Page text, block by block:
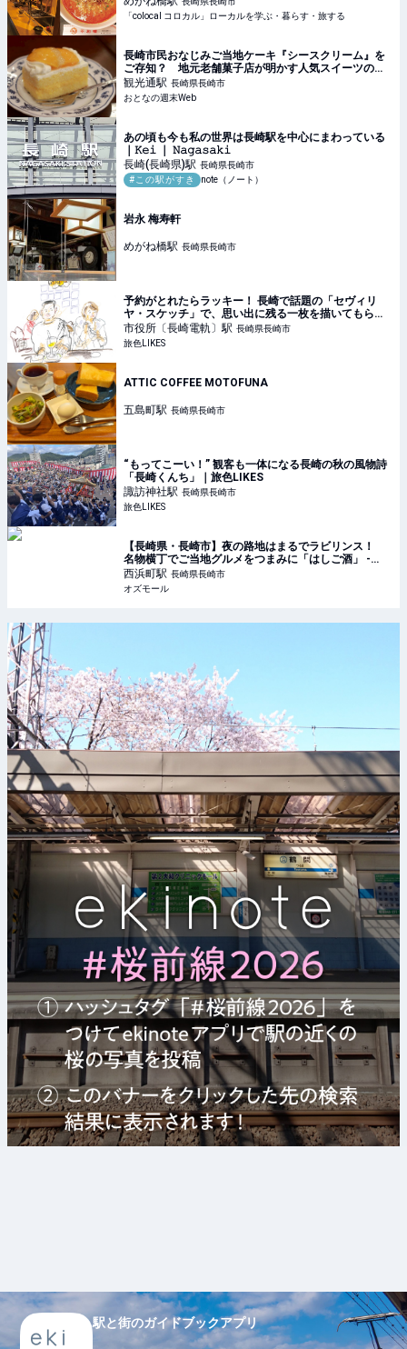
る
「colocal コロカル」ローカルを学ぶ・暮らす・旅する
長崎市民おなじみご当地ケーキ『シースクリーム』を
ご存知？ 地元老舗菓子店が明かす人気スイーツの名
前の秘密とは
観光通駅 長崎県長崎市
おとなの週末Web
あの頃も今も私の世界は長崎駅を中心にまわっている
｜𝙺𝚎𝚒 ｜ 𝙽𝚊𝚐𝚊𝚜𝚊𝚔𝚒
長崎(長崎県)駅 長崎県長崎市
#この駅がすき
note（ノート）
岩永 梅寿軒
めがね橋駅 長崎県長崎市
予約がとれたらラッキー！ 長崎で話題の「セヴィリ
ヤ・スケッチ」で、思い出に残る一枚を描いてもらお
う｜旅色LIKES
市役所〔長崎電軌〕駅 長崎県長崎市
旅色LIKES
ATTIC COFFEE MOTOFUNA
五島町駅 長崎県長崎市
“もってこーい！” 観客も一体になる長崎の秋の風物詩
「長崎くんち」｜旅色LIKES
諏訪神社駅 長崎県長崎市
旅色LIKES
【長崎県・長崎市】夜の路地はまるでラビリンス！
名物横丁でご当地グルメをつまみに「はしご酒」 -
OZmall
西浜町駅 長崎県長崎市
オズモール
駅と街のガイドブックアプリ